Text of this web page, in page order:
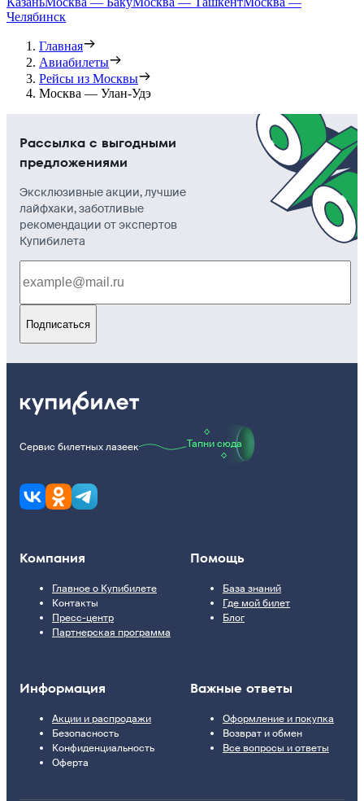
Челябинск
Главная
Авиабилеты
Рейсы из Москвы
Москва — Улан-Удэ
Рассылка с выгодными
предложениями
Эксклюзивные акции, лучшие
лайфхаки, заботливые
рекомендации от экспертов
Купибилета
Подписаться
Сервис билетных лазеек Тапни сюда
Компания
Главное о Купибилете
Контакты
Пресс-центр
Партнерская программа
Помощь
База знаний
Где мой билет
Блог
Информация
Акции и распродажи
Безопасность
Конфиденциальность
Оферта
Важные ответы
Оформление и покупка
Возврат и обмен
Все вопросы и ответы